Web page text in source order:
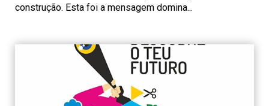
construção. Esta foi a mensagem domina...